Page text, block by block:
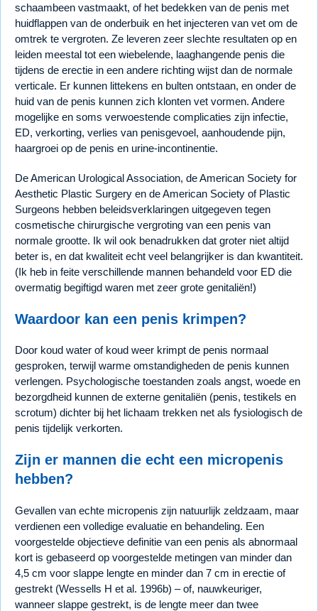
schaambeen vastmaakt, of het bedekken van de penis met
huidflappen van de onderbuik en het injecteren van vet om de
omtrek te vergroten. Ze leveren zeer slechte resultaten op en
leiden meestal tot een wiebelende, laaghangende penis die
tijdens de erectie in een andere richting wijst dan de normale
verticale. Er kunnen littekens en bulten ontstaan, en onder de
huid van de penis kunnen zich klonten vet vormen. Andere
mogelijke en soms verwoestende complicaties zijn infectie,
ED, verkorting, verlies van penisgevoel, aanhoudende pijn,
haargroei op de penis en urine-incontinentie.
De American Urological Association, de American Society for
Aesthetic Plastic Surgery en de American Society of Plastic
Surgeons hebben beleidsverklaringen uitgegeven tegen
cosmetische chirurgische vergroting van een penis van
normale grootte. Ik wil ook benadrukken dat groter niet altijd
beter is, en dat kwaliteit echt veel belangrijker is dan kwantiteit.
(Ik heb in feite verschillende mannen behandeld voor ED die
overmatig begiftigd waren met zeer grote genitaliën!)
Waardoor kan een penis krimpen?
Door koud water of koud weer krimpt de penis normaal
gesproken, terwijl warme omstandigheden de penis kunnen
verlengen. Psychologische toestanden zoals angst, woede en
bezorgdheid kunnen de externe genitaliën (penis, testikels en
scrotum) dichter bij het lichaam trekken net als fysiologisch de
penis tijdelijk verkorten.
Zijn er mannen die echt een micropenis
hebben?
Gevallen van echte micropenis zijn natuurlijk zeldzaam, maar
verdienen een volledige evaluatie en behandeling. Een
voorgestelde objectieve definitie van een penis als abnormaal
kort is gebaseerd op voorgestelde metingen van minder dan
4,5 cm voor slappe lengte en minder dan 7 cm in erectie of
gestrekt (Wessells H et al. 1996b) – of, nauwkeuriger,
wanneer slappe gestrekt, is de lengte meer dan twee